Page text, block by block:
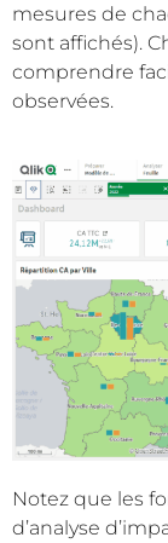
mesures de
sont affichés).
comprendre
observées.
Notez que les
d’analyse